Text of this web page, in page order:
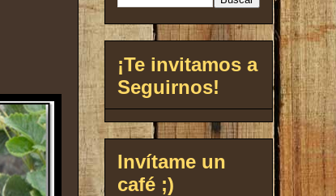
¡Te invitamos a
Seguirnos!
Invítame un
café ;)